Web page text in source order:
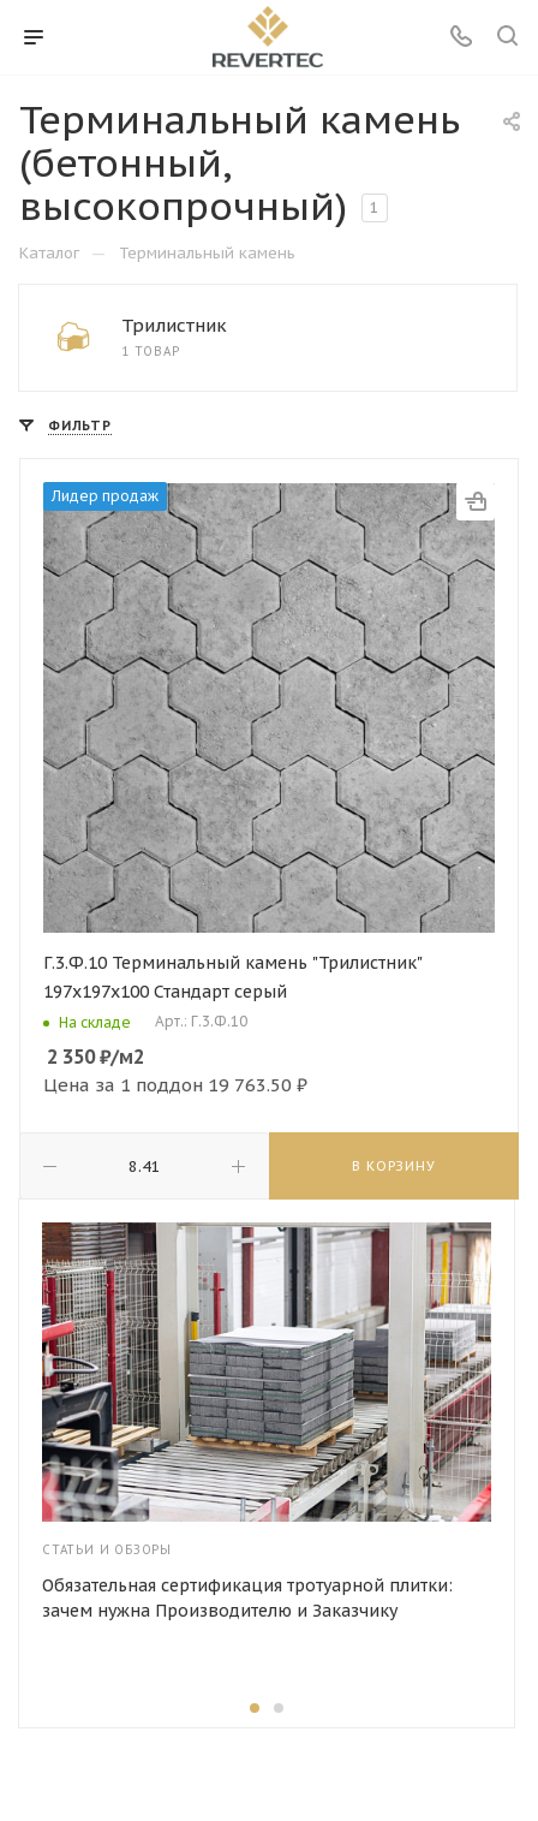
Терминальный камень
(бетонный,
высокопрочный)
1
Каталог — Терминальный камень
Трилистник
1 ТОВАР
ФИЛЬТР
Лидер продаж
Г.3.Ф.10 Терминальный камень "Трилистник"
197х197х100 Стандарт серый
На складе Арт.: Г.3.Ф.10
2 350₽/м2
Цена за 1 поддон 19 763.50 ₽
В КОРЗИНУ
СТАТЬИ И ОБЗОРЫ
Обязательная сертификация тротуарной плитки:
зачем нужна Производителю и Заказчику